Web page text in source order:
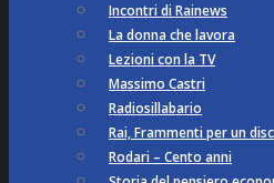
Incontri di Rainews
La donna che lavora
Lezioni con la TV
Massimo Castri
Radiosillabario
Rai, Frammenti per un
Rodari – Cento anni